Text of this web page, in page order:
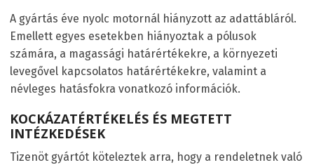
A gyártás éve nyolc motornál hiányzott az adattábláról.
Emellett egyes esetekben hiányoztak a pólusok
számára, a magassági határértékekre, a környezeti
levegővel kapcsolatos határértékekre, valamint a
névleges hatásfokra vonatkozó információk.
KOCKÁZATÉRTÉKELÉS ÉS MEGTETT
INTÉZKEDÉSEK
Tizenöt gyártót köteleztek arra, hogy a rendeletnek való